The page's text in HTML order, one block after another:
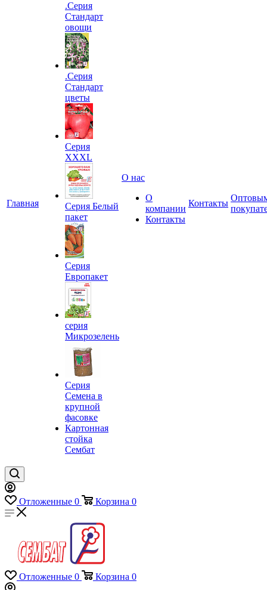
Главная
.Серия
Стандарт
овощи
.Серия
Стандарт
цветы
Серия
XXXL
Серия Белый
пакет
Серия
Европакет
серия
Микрозелень
Серия
Семена в
крупной
фасовке
Картонная
стойка
Сембат
О нас
О
компании
Контакты
Контакты
Отложенные 0 Корзина 0
Отложенные 0 Корзина 0